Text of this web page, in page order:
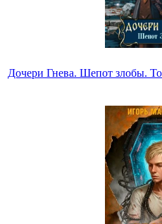
Дочери Гнева. Шепот злобы.